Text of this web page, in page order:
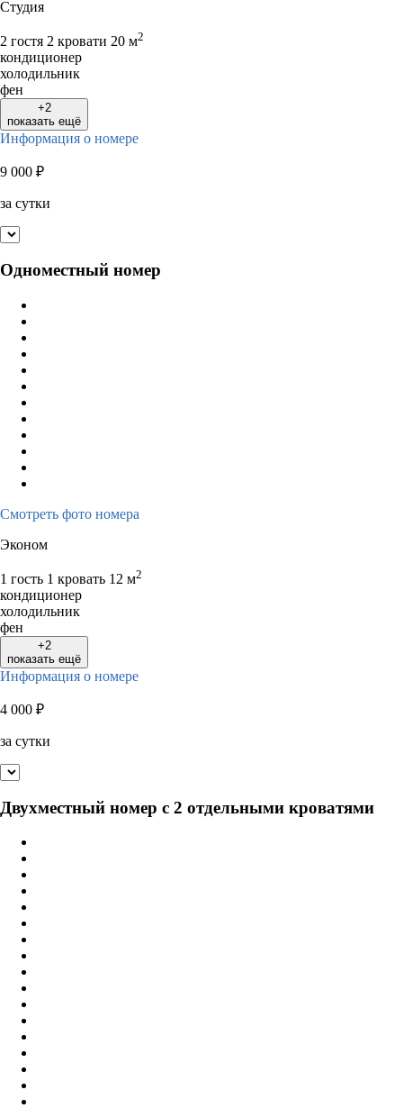
Студия
2 гостя 2 кровати 20 м2
кондиционер
холодильник
фен
+2
показать ещё
Информация о номере
9 000 ₽
за сутки
Одноместный номер
Смотреть фото номера
Эконом
1 гость 1 кровать 12 м2
кондиционер
холодильник
фен
+2
показать ещё
Информация о номере
4 000 ₽
за сутки
Двухместный номер с 2 отдельными кроватями